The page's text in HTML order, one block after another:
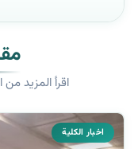
اقرأ المزيد
اخبار الكلية